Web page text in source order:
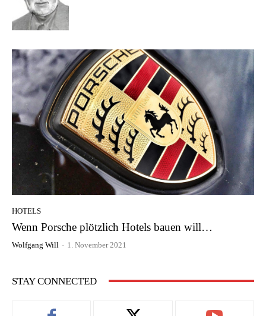
HOTELS
Wenn Porsche plötzlich Hotels bauen will…
Wolfgang Will - 1. November 2021
STAY CONNECTED